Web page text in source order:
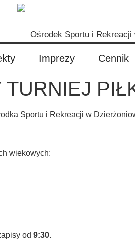
Ośrodek Sportu i Rekreacji
Imprezy Cennik
TURNIEJ
Sportu i Rekreacji w
wiekowych:
od 9:30.